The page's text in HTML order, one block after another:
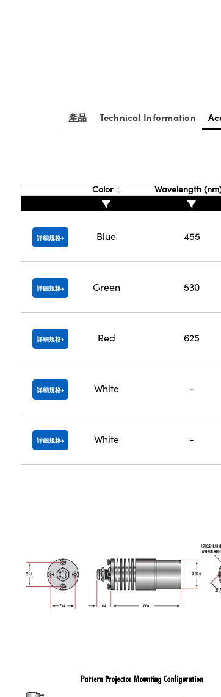
產品 Technical Information
Color Wavelength
詳細規格 Blue 455
詳細規格 Green 530
詳細規格 Red 625
詳細規格 White -
詳細規格 White -